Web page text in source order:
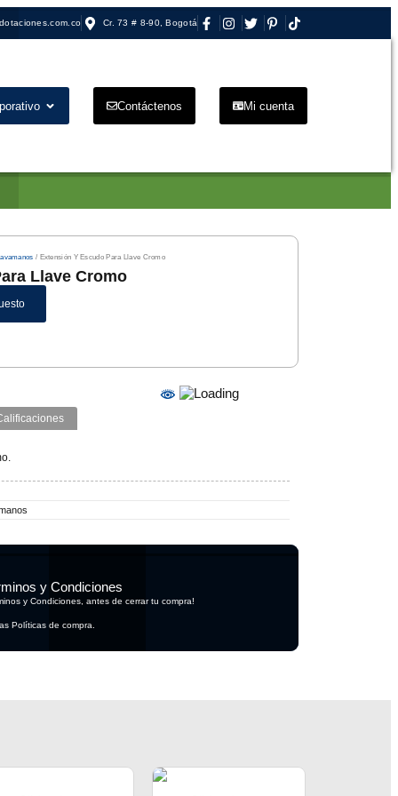
Cr. 73 # 8-90, Bogotá
Contáctenos Mi cuenta
/ Extensión Y Escudo Para Llave Cromo
Llave Cromo
y Condiciones
y Condiciones, antes de cerrar tu compra!
Políticas de compra.